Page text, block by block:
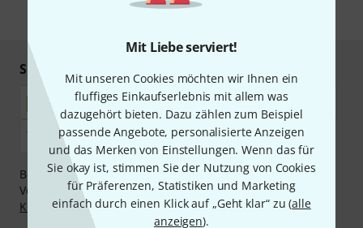
Mit Liebe serviert!
Mit unseren Cookies möchten wir Ihnen ein
fluffiges Einkaufserlebnis mit allem was
dazugehört bieten. Dazu zählen zum Beispiel
passende Angebote, personalisierte Anzeigen
und das Merken von Einstellungen. Wenn das für
Sie okay ist, stimmen Sie der Nutzung von Cookies
für Präferenzen, Statistiken und Marketing
einfach durch einen Klick auf „Geht klar“ zu (alle
anzeigen).
* Pflichtfeld
Sicher einkaufen & bezahlen
Bezahlen Sie vertraulich und sicher per Nachnahme,
Vorkasse, PayPal, Amazon Pay,Klarna Sofort bezahlen
Klarna Ratenzahlungoder Kreditkarte.